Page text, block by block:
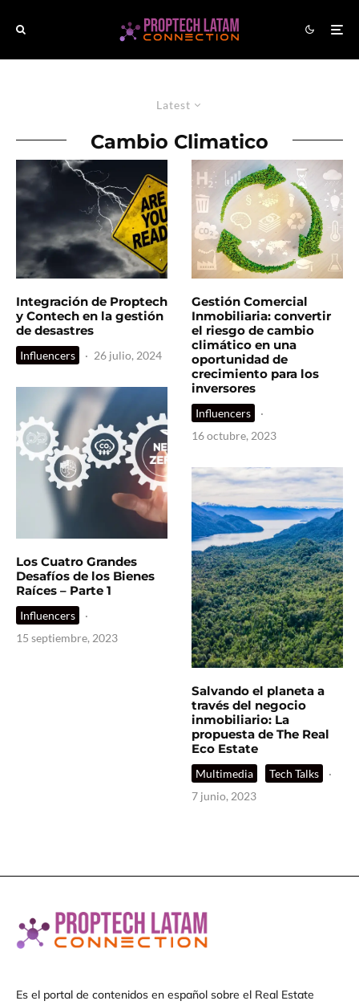
Latest
Cambio Climatico
Integración de Proptech
y Contech en la gestión
de desastres
Influencers · 26 julio, 2024
Los Cuatro Grandes
Desafíos de los Bienes
Raíces – Parte 1
Influencers
·
15 septiembre, 2023
Gestión Comercial
Inmobiliaria: convertir
el riesgo de cambio
climático en una
oportunidad de
crecimiento para los
inversores
Influencers
·
16 octubre, 2023
Salvando el planeta a
través del negocio
inmobiliario: La
propuesta de The Real
Eco Estate
Multimedia Tech Talks
·
7 junio, 2023
Es el portal de contenidos en español sobre el Real Estate